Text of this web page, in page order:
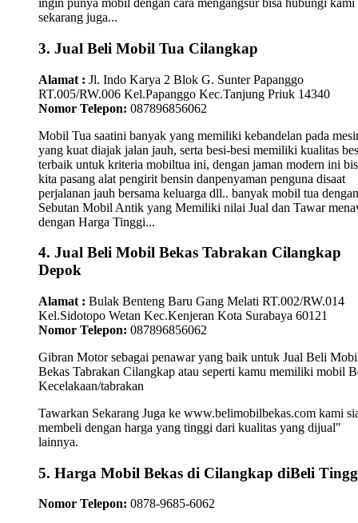
ingin punya mobil dengan cara mengangsur bisa hubungi kami
sekarang juga...
3. Jual Beli Mobil Tua Cilangkap
Alamat : Jl. Indo Karya 2 Blok G. Sunter Papanggo
RT.005/RW.006 Kel.Papanggo Kec.Tanjung Priuk 14340
Nomor Telepon: 087896856062
Mobil Tua saatini banyak yang memiliki kebandelan pada
yang kuat diajak jalan jauh, serta besi-besi memiliki kualitas
terbaik untuk kriteria mobiltua ini, dengan jaman modern ini
kita pasang alat pengirit bensin danpenyaman penguna disaat
perjalanan jauh bersama keluarga dll.. banyak mobil tua dengan
Sebutan Mobil Antik yang Memiliki nilai Jual dan Tawar
dengan Harga Tinggi...
4. Jual Beli Mobil Bekas Tabrakan Cilangkap
Depok
Alamat : Bulak Benteng Baru Gang Melati RT.002/RW.014
Kel.Sidotopo Wetan Kec.Kenjeran Kota Surabaya 60121
Nomor Telepon: 087896856062
Gibran Motor sebagai penawar yang baik untuk Jual Beli
Bekas Tabrakan Cilangkap atau seperti kamu memiliki mobil
Kecelakaan/tabrakan
Tawarkan Sekarang Juga ke www.belimobilbekas.com kami
membeli dengan harga yang tinggi dari kualitas yang dijual"
lainnya.
5. Harga Mobil Bekas di Cilangkap diBeli
Nomor Telepon: 0878-9685-6062